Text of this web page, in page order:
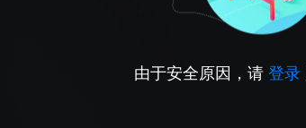
由于安全原因，请 登录